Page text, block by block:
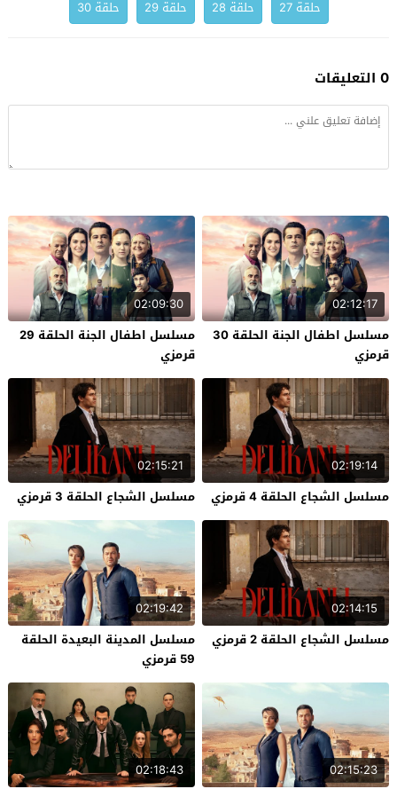
حلقة 27
حلقة 28 حلقة 29 حلقة 30
0 التعليقات
02:12:17
مسلسل اطفال الجنة الحلقة 30
قرمزي
02:09:30
مسلسل اطفال الجنة الحلقة 29
قرمزي
02:19:14
مسلسل الشجاع الحلقة 4 قرمزي
02:15:21
مسلسل الشجاع الحلقة 3 قرمزي
02:14:15
مسلسل الشجاع الحلقة 2 قرمزي
02:19:42
مسلسل المدينة البعيدة الحلقة
59 قرمزي
02:15:23
02:18:43